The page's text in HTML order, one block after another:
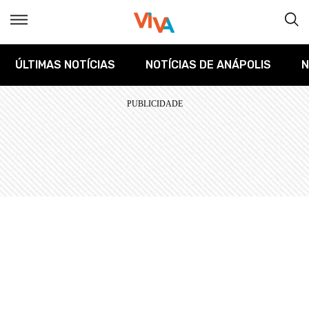
ÚLTIMAS NOTÍCIAS NOTÍCIAS DE ANÁPOLIS